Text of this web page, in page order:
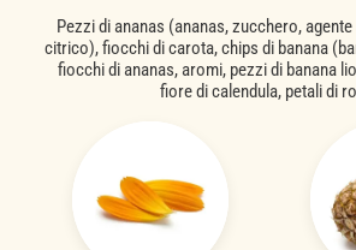
Pezzi di ananas (ananas, zucchero,
citrico), fiocchi di carota, chips di banana
fiocchi di ananas, aromi, pezzi di banana
fiore di calendula, petali di